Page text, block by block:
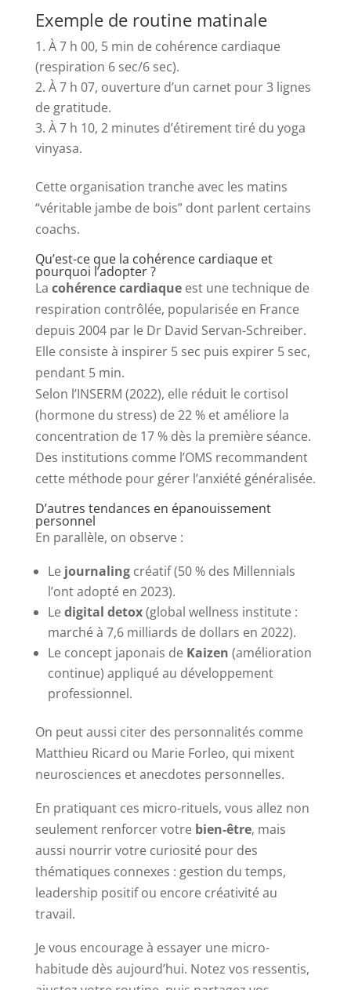
Exemple de routine matinale
À 7 h 00, 5 min de cohérence cardiaque
(respiration 6 sec/6 sec).
À 7 h 07, ouverture d’un carnet pour 3 lignes
de gratitude.
À 7 h 10, 2 minutes d’étirement tiré du yoga
vinyasa.
Cette organisation tranche avec les matins
“véritable jambe de bois” dont parlent certains
coachs.
Qu’est-ce que la cohérence cardiaque et
pourquoi l’adopter ?
La cohérence cardiaqueest une technique de
respiration contrôlée, popularisée en France
depuis 2004 par le Dr David Servan-Schreiber.
Elle consiste à inspirer 5 sec puis expirer 5 sec,
pendant 5 min.
Selon l’INSERM (2022), elle réduit le cortisol
(hormone du stress) de 22 % et améliore la
concentration de 17 % dès la première séance.
Des institutions comme l’OMS recommandent
cette méthode pour gérer l’anxiété généralisée.
D’autres tendances en épanouissement
personnel
En parallèle, on observe :
Le journalingcréatif (50 % des Millennials
l’ont adopté en 2023).
Ledigital detox(global wellness institute :
marché à 7,6 milliards de dollars en 2022).
Le concept japonais de Kaizen (amélioration
continue) appliqué au développement
professionnel.
On peut aussi citer des personnalités comme
Matthieu Ricard ou Marie Forleo, qui mixent
neurosciences et anecdotes personnelles.
En pratiquant ces micro-rituels, vous allez non
seulement renforcer votre bien-être, mais
aussi nourrir votre curiosité pour des
thématiques connexes : gestion du temps,
leadership positif ou encore créativité au
travail.
Je vous encourage à essayer une micro-
habitude dès aujourd’hui. Notez vos ressentis,